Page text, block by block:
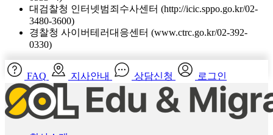
정보보호마크인증위원회 (www.eprivacy.or.kr/02-580-
0533~4)
대검찰청 인터넷범죄수사센터 (http://icic.sppo.go.kr/02-
3480-3600)
경찰청 사이버테러대응센터 (www.ctrc.go.kr/02-392-
0330)
FAQ 지사안내 상담신청 로그인